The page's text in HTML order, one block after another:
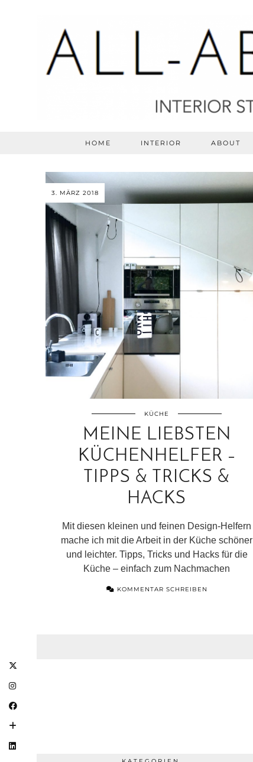
HOME INTERIOR ABOUT
3. MÄRZ 2018
KÜCHE
MEINE LIEBSTEN
KÜCHENHELFER –
TIPPS & TRICKS &
HACKS
Mit diesen kleinen und feinen Design-Helfern
mache ich mit die Arbeit in der Küche schöner
und leichter. Tipps, Tricks und Hacks für die
Küche – einfach zum Nachmachen
KOMMENTAR SCHREIBEN